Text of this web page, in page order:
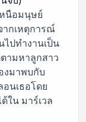
นือมนุษย์
ากเหตุการณ์
ไปทำงานเป็น
ามหาลูกสาว
งมาพบกับ
นเธอโดย
ใน มาร์เวล